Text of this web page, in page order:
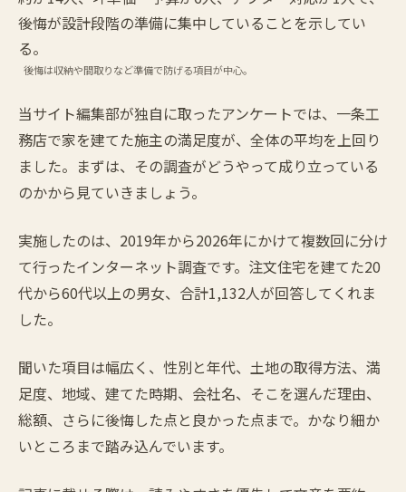
後悔は収納や間取りなど準備で防げる項目が中心。
当サイト編集部が独自に取ったアンケートでは、一条工
務店で家を建てた施主の満足度が、全体の平均を上回り
ました。まずは、その調査がどうやって成り立っている
のかから見ていきましょう。
実施したのは、2019年から2026年にかけて複数回に分け
て行ったインターネット調査です。注文住宅を建てた20
代から60代以上の男女、合計1,132人が回答してくれま
した。
聞いた項目は幅広く、性別と年代、土地の取得方法、満
足度、地域、建てた時期、会社名、そこを選んだ理由、
総額、さらに後悔した点と良かった点まで。かなり細か
いところまで踏み込んでいます。